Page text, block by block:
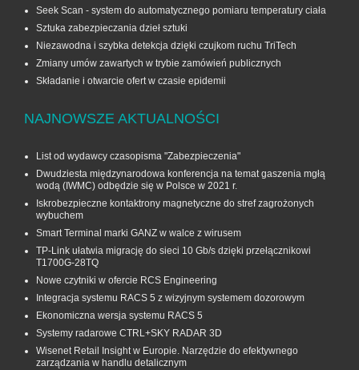
Seek Scan - system do automatycznego pomiaru temperatury ciała
Sztuka zabezpieczania dzieł sztuki
Niezawodna i szybka detekcja dzięki czujkom ruchu TriTech
Zmiany umów zawartych w trybie zamówień publicznych
Składanie i otwarcie ofert w czasie epidemii
NAJNOWSZE AKTUALNOŚCI
List od wydawcy czasopisma "Zabezpieczenia"
Dwudziesta międzynarodowa konferencja na temat gaszenia mgłą
wodą (IWMC) odbędzie się w Polsce w 2021 r.
Iskrobezpieczne kontaktrony magnetyczne do stref zagrożonych
wybuchem
Smart Terminal marki GANZ w walce z wirusem
TP-Link ułatwia migrację do sieci 10 Gb/s dzięki przełącznikowi
T1700G‑28TQ
Nowe czytniki w ofercie RCS Engineering
Integracja systemu RACS 5 z wizyjnym systemem dozorowym
Ekonomiczna wersja systemu RACS 5
Systemy radarowe CTRL+SKY RADAR 3D
Wisenet Retail Insight w Europie. Narzędzie do efektywnego
zarządzania w handlu detalicznym